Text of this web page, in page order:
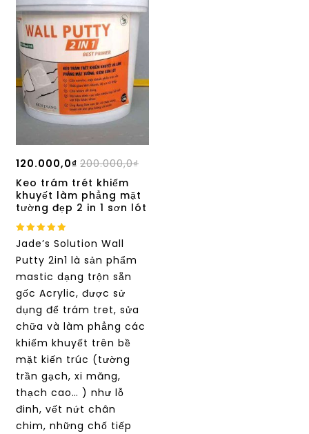
200.000,0₫
120.000,0₫
Keo trám trét khiếm
khuyết làm phẳng mặt
tường đẹp 2 in 1 sơn lót
5.00
Jade’s Solution Wall
Putty 2in1 là sản phẩm
mastic dạng trộn sẵn
gốc Acrylic, được sử
dụng để trám tret, sửa
chữa và làm phẳng các
khiếm khuyết trên bề
mặt kiến trúc (tường
trần gạch, xi măng,
thạch cao… ) như lỗ
đinh, vết nứt chân
chim, những chố tiếp